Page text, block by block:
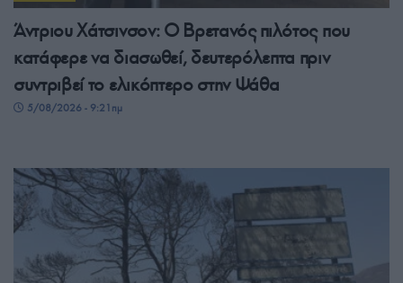
Άντριου Χάτσινσον: Ο Βρετανός πιλότος που
κατάφερε να διασωθεί, δευτερόλεπτα πριν
συντριβεί το ελικόπτερο στην Ψάθα
5/08/2026 - 9:21πμ